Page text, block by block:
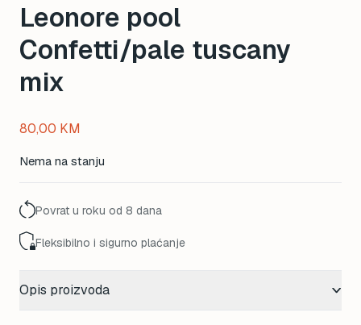
Leonore pool
Confetti/pale tuscany
mix
80,00 KM
Nema na stanju
Povrat u roku od 8 dana
Fleksibilno i sigurno plaćanje
Opis proizvoda